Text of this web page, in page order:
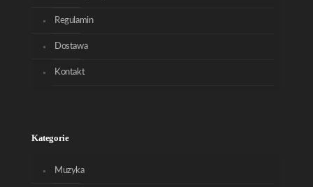
Regulamin
Dostawa
Kontakt
Kategorie
Muzyka